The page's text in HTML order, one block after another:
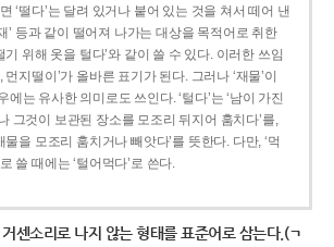
‘떨다’는 달려 있거나 붙어 있는 것을 쳐서 떼어 낸
’ 등과 같이 떨어져 나가는 대상을 목적어로 취한
기 위해 옷을 털다’와 같이 쓸 수 있다. 이러한 쓰임
지떨이’가 올바른 표기가 된다. 그러나 ‘재물’이
에는 유사한 의미로도 쓰인다. ‘털다’는 ‘남이 가진
그것이 보관된 장소를 모조리 뒤지어 훔치다’를,
물을 모조리 훔치거나 빼앗다’를 뜻한다. 다만, ‘먹
쓸 때에는 ‘털어먹다’로 쓴다.
센소리로 나지 않는 형태를 표준어로 삼는다.(ㄱ